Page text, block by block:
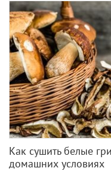
Как сушить белые
домашних условиях